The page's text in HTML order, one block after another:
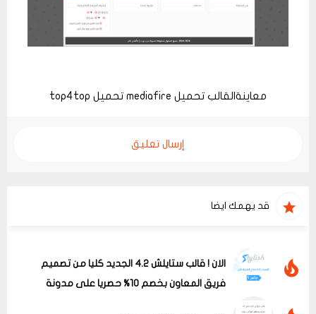
معاينةالقالب تحميل mediafire تحميل top4top
إرسال تعليق
قد يهمك ايضا
الان ! قالب ستايلش 4.2 الجديد كليا من تصميم
فريق المعاون بخصم 10% حصريا على مدونة